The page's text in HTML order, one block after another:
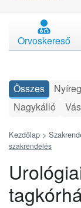
Orvoskereső
Összes
Nagykálló
Kezdőlap >
szakrendelés